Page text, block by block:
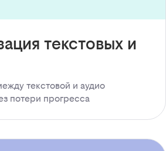
текстовых и
текстовой и аудио
потери прогресса